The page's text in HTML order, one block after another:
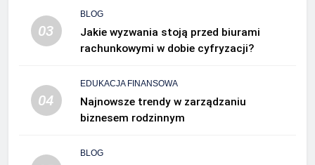
03
BLOG
Jakie wyzwania stoją przed biurami
rachunkowymi w dobie cyfryzacji?
04
EDUKACJA FINANSOWA
Najnowsze trendy w zarządzaniu
biznesem rodzinnym
BLOG